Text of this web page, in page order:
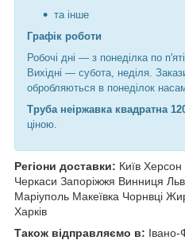
та інше
Графік роботи
Робочі дні — з понеділка по
Вихідні — субота, неділя.
обробляються в понеділок
Труба неіржавка квадратна
ціною.
Регіони доставки: Київ
Черкаси Запоріжжя Винниця
Маріуполь Макеївка Чорнвці
Харків
Також відправляємо в: